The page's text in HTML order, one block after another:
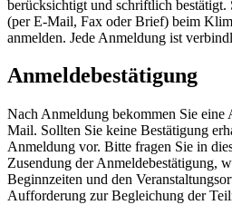
berücksichtigt und schriftlich
(per E-Mail, Fax oder Brief) beim
anmelden. Jede Anmeldung ist
Anmeldebestätigung
Nach Anmeldung bekommen Sie eine
Mail. Sollten Sie keine Bestätigung
Anmeldung vor. Bitte fragen Sie in
Zusendung der Anmeldebestätigung,
Beginnzeiten und den
Aufforderung zur Begleichung der